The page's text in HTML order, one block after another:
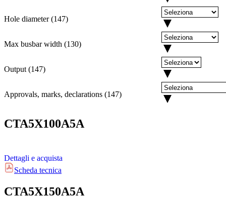
Hole diameter(147)
Max busbar width (130)
Output(147)
Approvals, marks, declarations (147)
CTA5X100A5A
Dettagli e acquista
Scheda tecnica
CTA5X150A5A